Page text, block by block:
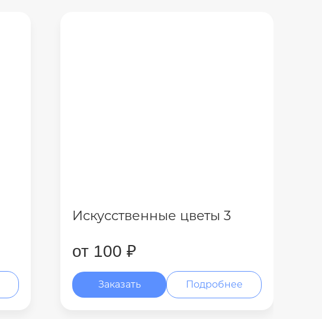
Искусственные цветы 3
от 100 ₽
Заказать Подробнее